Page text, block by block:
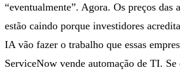
“eventualmente”. Agora. Os preços das
estão caindo porque investidores
IA vão fazer o trabalho que essas
ServiceNow vende automação de TI.